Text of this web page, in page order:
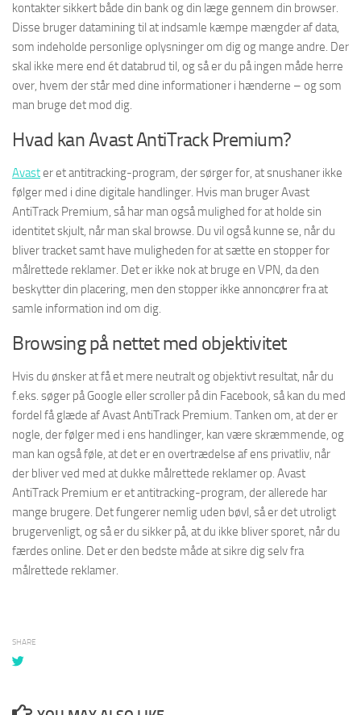
kontakter sikkert både din bank og din læge gennem din browser.
Disse bruger datamining til at indsamle kæmpe mængder af data,
som indeholde personlige oplysninger om dig og mange andre. Der
skal ikke mere end ét databrud til, og så er du på ingen måde herre
over, hvem der står med dine informationer i hænderne – og som
man bruge det mod dig.
Hvad kan Avast AntiTrack Premium?
Avaster et antitracking-program, der sørger for, at snushaner ikke
følger med i dine digitale handlinger. Hvis man bruger Avast
AntiTrack Premium, så har man også mulighed for at holde sin
identitet skjult, når man skal browse. Du vil også kunne se, når du
bliver tracket samt have muligheden for at sætte en stopper for
målrettede reklamer. Det er ikke nok at bruge en VPN, da den
beskytter din placering, men den stopper ikke annoncører fra at
samle information ind om dig.
Browsing på nettet med objektivitet
Hvis du ønsker at få et mere neutralt og objektivt resultat, når du
f.eks. søger på Google eller scroller på din Facebook, så kan du med
fordel få glæde af Avast AntiTrack Premium. Tanken om, at der er
nogle, der følger med i ens handlinger, kan være skræmmende, og
man kan også føle, at det er en overtrædelse af ens privatliv, når
der bliver ved med at dukke målrettede reklamer op. Avast
AntiTrack Premium er et antitracking-program, der allerede har
mange brugere. Det fungerer nemlig uden bøvl, så er det utroligt
brugervenligt, og så er du sikker på, at du ikke bliver sporet, når du
færdes online. Det er den bedste måde at sikre dig selv fra
målrettede reklamer.
SHARE